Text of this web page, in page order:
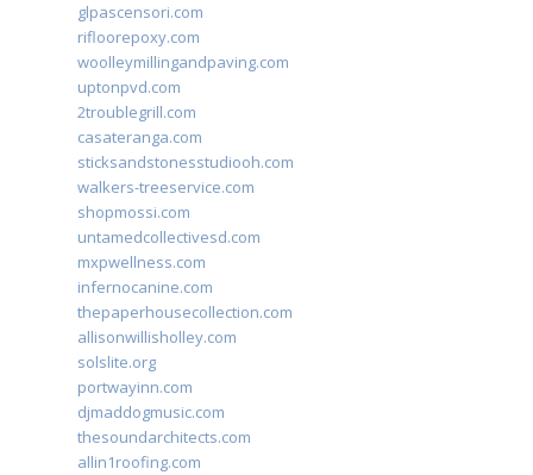
glpascensori.com
rifloorepoxy.com
woolleymillingandpaving.com
uptonpvd.com
2troublegrill.com
casateranga.com
sticksandstonesstudiooh.com
walkers-treeservice.com
shopmossi.com
untamedcollectivesd.com
mxpwellness.com
infernocanine.com
thepaperhousecollection.com
allisonwillisholley.com
solslite.org
portwayinn.com
djmaddogmusic.com
thesoundarchitects.com
allin1roofing.com